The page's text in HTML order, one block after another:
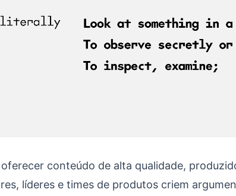
conteúdo de alta qualidade,
líderes e times de produtos criem